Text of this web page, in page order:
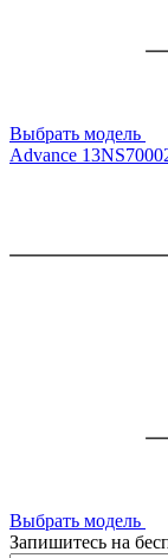
Выбрать модель
Advance
Выбрать модель
Запишитесь на